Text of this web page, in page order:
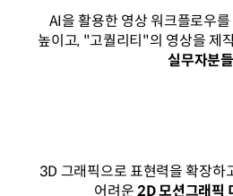
AI을 활용한 영상 워크플로우
높이고, "고퀄리티"의 영상을 제
실무자분들
3D 그래픽으로 표현력을 확장하
어려운2D 모션그래픽